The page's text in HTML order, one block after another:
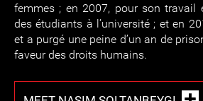
femmes ; en 2007, pour son travail
des étudiants à l’université ; et en
et a purgé une peine d’un an de
faveur des droits humains.